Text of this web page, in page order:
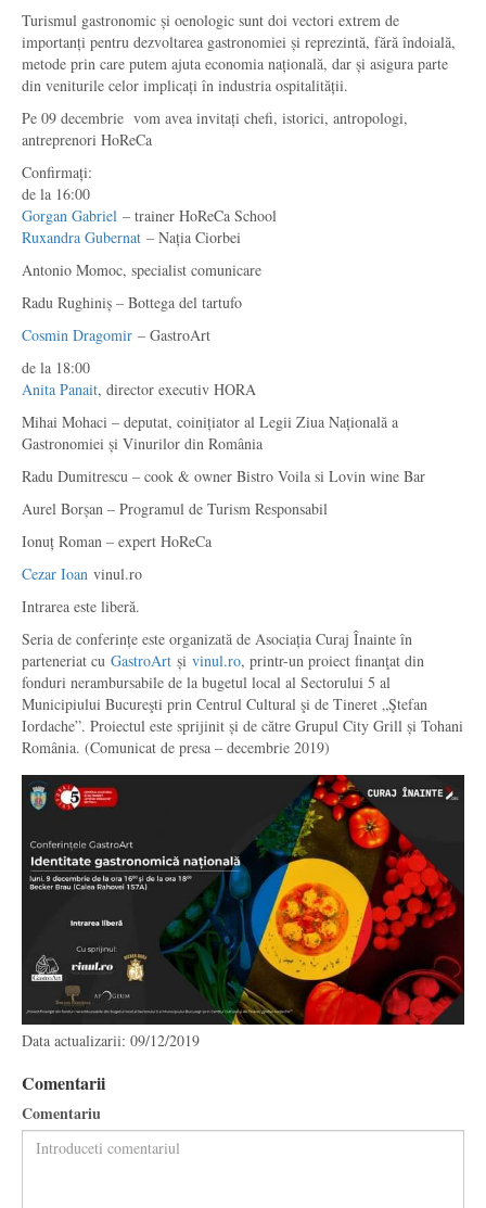
Turismul gastronomic și oenologic sunt doi vectori extrem de
importanți pentru dezvoltarea gastronomiei și reprezintă, fără îndoială,
metode prin care putem ajuta economia națională, dar și asigura parte
din veniturile celor implicați în industria ospitalității.
Pe 09 decembrie vom avea invitați chefi, istorici, antropologi,
antreprenori HoReCa
Confirmați:
de la 16:00
Gorgan Gabriel – trainer HoReCa School
Ruxandra Gubernat – Nația Ciorbei
Antonio Momoc, specialist comunicare
Radu Rughiniș – Bottega del tartufo
Cosmin Dragomir – GastroArt
de la 18:00
Anita Panait, director executiv HORA
Mihai Mohaci – deputat, coinițiator al Legii Ziua Națională a
Gastronomiei și Vinurilor din România
Radu Dumitrescu – cook & owner Bistro Voila si Lovin wine Bar
Aurel Borșan – Programul de Turism Responsabil
Ionuț Roman – expert HoReCa
Cezar Ioan vinul.ro
Intrarea este liberă.
Seria de conferințe este organizată de Asociația Curaj Înainte în
parteneriat cu GastroArt și vinul.ro, printr-un proiect finanţat din
fonduri nerambursabile de la bugetul local al Sectorului 5 al
Municipiului Bucureşti prin Centrul Cultural şi de Tineret „Ştefan
Iordache”. Proiectul este sprijinit și de către Grupul City Grill și Tohani
România. (Comunicat de presa – decembrie 2019)
Data actualizarii: 09/12/2019
Comentarii
Comentariu